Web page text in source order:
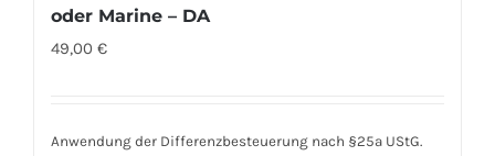
oder Marine – DA
49,00 €
Anwendung der Differenzbesteuerung nach §25a UStG.